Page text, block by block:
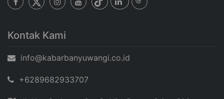
Kontak Kami
info@kabarbanyuwangi.co.id
+6289682933707